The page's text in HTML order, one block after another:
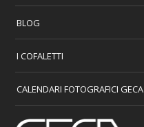
BLOG
I COFALETTI
CALENDARI FOTOGRAFICI GECA